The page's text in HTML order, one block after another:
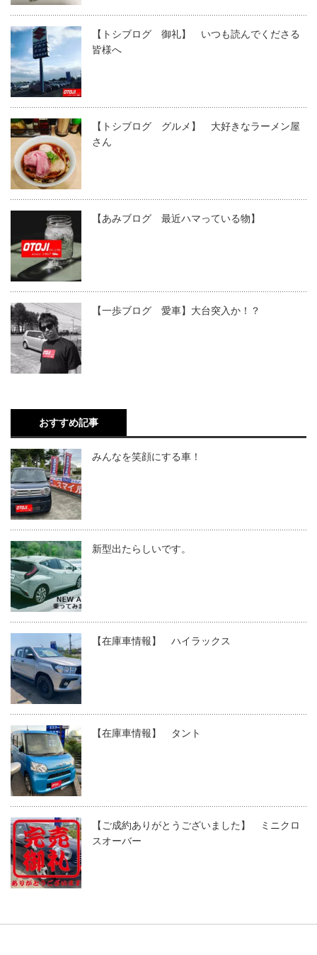
【トシブログ 御礼】 いつも読んでくださる
皆様へ
【トシブログ グルメ】 大好きなラーメン屋
さん
【あみブログ 最近ハマっている物】
【一歩ブログ 愛車】大台突入か！？
おすすめ記事
みんなを笑顔にする車！
新型出たらしいです。
【在庫車情報】 ハイラックス
【在庫車情報】 タント
【ご成約ありがとうございました】 ミニクロ
スオーバー